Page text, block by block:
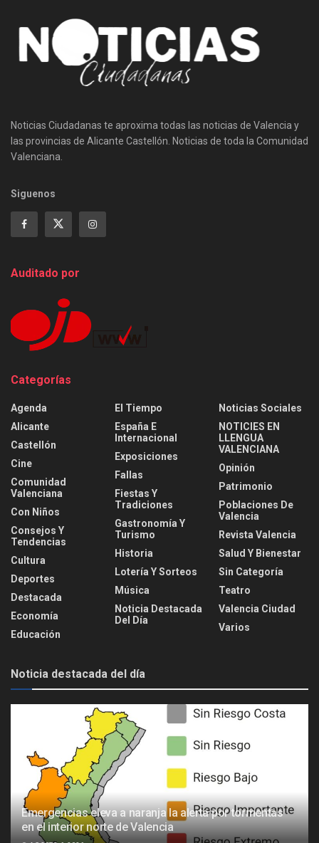
Noticias Ciudadanas te aproxima todas las noticias de Valencia y
las provincias de Alicante Castellón. Noticias de toda la Comunidad
Valenciana.
Siguenos
Auditado por
Categorías
Agenda
Alicante
Castellón
Cine
Comunidad
Valenciana
Con Niños
Consejos Y
Tendencias
Cultura
Deportes
Destacada
Economía
Educación
El Tiempo
España E
Internacional
Exposiciones
Fallas
Fiestas Y
Tradiciones
Gastronomía Y
Turismo
Historia
Lotería Y Sorteos
Música
Noticia Destacada
Del Día
Noticias Sociales
NOTICIES EN
LLENGUA
VALENCIANA
Opinión
Patrimonio
Poblaciones De
Valencia
Revista Valencia
Salud Y Bienestar
Sin Categoría
Teatro
Valencia Ciudad
Varios
Noticia destacada del día
Emergencias eleva a naranja la alerta por tormentas
en el interior norte de Valencia